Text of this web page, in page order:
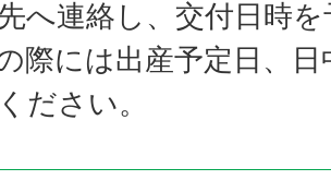
へ連絡し、交付日時
際には出産予定日、
ださい。